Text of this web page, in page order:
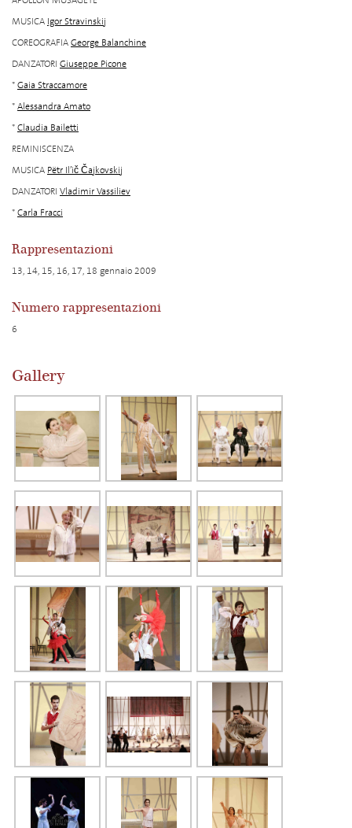
MUSICA Igor Stravinskij
COREOGRAFIAGeorge Balanchine
DANZATORI Giuseppe Picone
*Gaia Straccamore
*Alessandra Amato
*Claudia Bailetti
REMINISCENZA
MUSICA Pëtr Il’ič Čajkovskij
DANZATORI Vladimir Vassiliev
*Carla Fracci
Rappresentazioni
13, 14, 15, 16, 17, 18 gennaio 2009
Numero rappresentazioni
6
Gallery